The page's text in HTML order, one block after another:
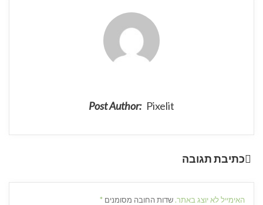
Post Author: Pixelit
כתיבת תגובה
האימייל לא יוצג באתר.שדות החובה מסומנים *